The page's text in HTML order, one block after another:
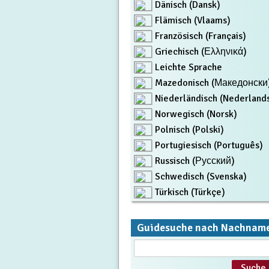
Dänisch (Dansk)
Flämisch (Vlaams)
Französisch (Français)
Griechisch (Ελληνικά)
Leichte Sprache
Mazedonisch
Niederländisch
Norwegisch (Norsk)
Polnisch (Polski)
Portugiesisch (Português)
Russisch (Русский)
Schwedisch (Svenska)
Türkisch (Türkçe)
Guidesuche nach